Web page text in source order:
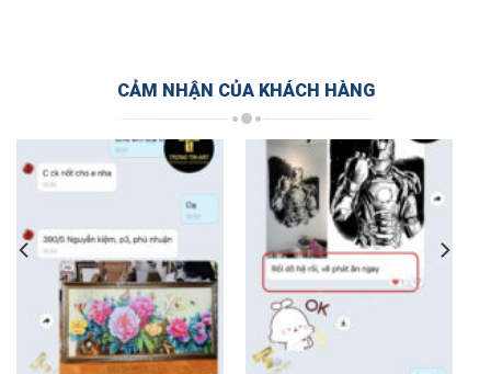
CẢM NHẬN CỦA KHÁCH HÀNG